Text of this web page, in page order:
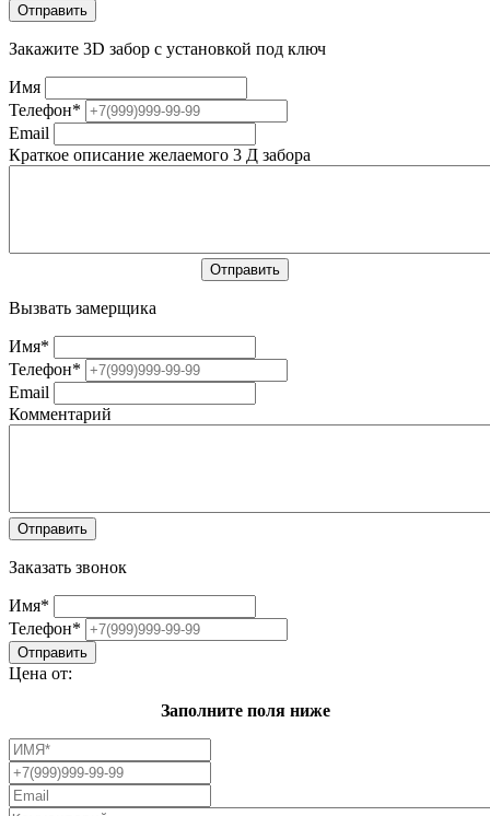
Закажите 3D забор с установкой под ключ
Имя
Телефон*
Email
Краткое описание желаемого 3 Д забора
Вызвать замерщика
Имя*
Телефон*
Email
Комментарий
Заказать звонок
Имя*
Телефон*
Цена от:
Заполните поля ниже